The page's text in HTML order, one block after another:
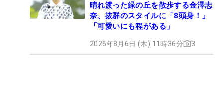
晴れ渡った緑の丘を散歩する金澤志
奈、抜群のスタイルに「8頭身！」
「可愛いにも程がある」
2026年8月6日 (木) 11時36分 3